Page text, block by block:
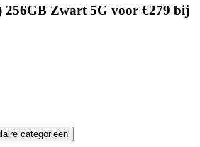
256GB Zwart 5G voor €279 bij
categorieën